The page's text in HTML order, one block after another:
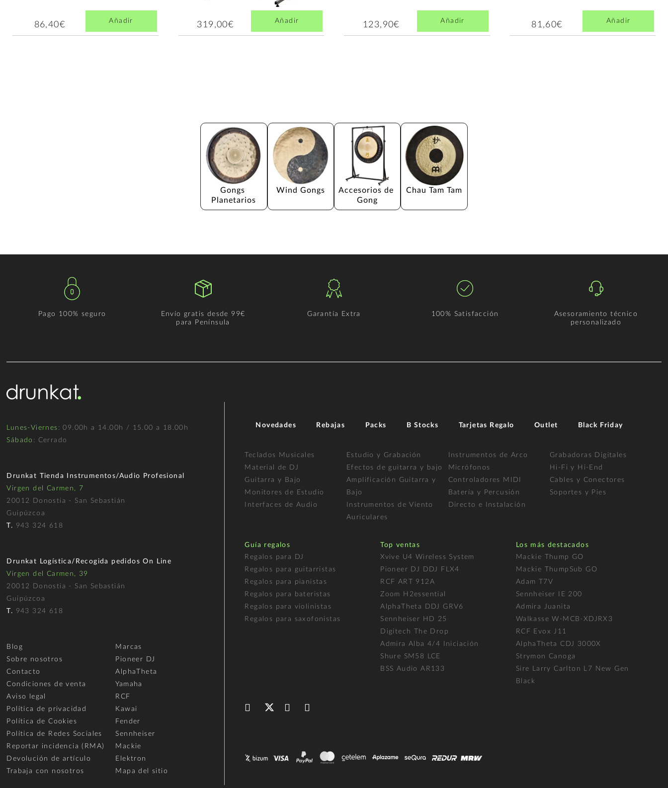
86,40€ Añadir 319,00€ Añadir 123,90€ Añadir 81,60€ Añadir
Gongs
Planetarios
Wind Gongs
Accesorios de
Gong
Chau Tam Tam
Pago 100% seguro
Envío gratis desde 99€
para Península
Garantía Extra 100% Satisfacción
Asesoramiento técnico
personalizado
Lunes-Viernes : 09.00h a 14.00h / 15.00 a 18.00h
Sábado : Cerrado
Drunkat Tienda Instrumentos/Audio Profesional
Virgen del Carmen, 7
20012 Donostia - San Sebastián
Guipúzcoa
T. 943 324 618
Drunkat Logística/Recogida pedidos On Line
Virgen del Carmen, 39
20012 Donostia - San Sebastián
Guipúzcoa
T. 943 324 618
Blog
Sobre nosotros
Contacto
Condiciones de venta
Aviso legal
Política de privacidad
Política de Cookies
Política de Redes Sociales
Reportar incidencia (RMA)
Devolución de artículo
Trabaja con nosotros
Marcas
Pioneer DJ
AlphaTheta
Yamaha
RCF
Kawai
Fender
Sennheiser
Mackie
Elektron
Mapa del sitio
Novedades Rebajas Packs B Stocks Tarjetas Regalo Outlet Black Friday
Teclados Musicales
Material de DJ
Guitarra y Bajo
Monitores de Estudio
Interfaces de Audio
Estudio y Grabación
Efectos de guitarra y bajo
Amplificación Guitarra y
Bajo
Instrumentos de Viento
Auriculares
Instrumentos de Arco
Micrófonos
Controladores MIDI
Batería y Percusión
Directo e Instalación
Grabadoras Digitales
Hi-Fi y Hi-End
Cables y Conectores
Soportes y Pies
Guía regalos
Regalos para DJ
Regalos para guitarristas
Regalos para pianistas
Regalos para bateristas
Regalos para violinistas
Regalos para saxofonistas
Top ventas
Xvive U4 Wireless System
Pioneer DJ DDJ FLX4
RCF ART 912A
Zoom H2essential
AlphaTheta DDJ GRV6
Sennheiser HD 25
Digitech The Drop
Admira Alba 4/4 Iniciación
Shure SM58 LCE
BSS Audio AR133
Los más destacados
Mackie Thump GO
Mackie ThumpSub GO
Adam T7V
Sennheiser IE 200
Admira Juanita
Walkasse W-MCB-XDJRX3
RCF Evox J11
AlphaTheta CDJ 3000X
Strymon Canoga
Sire Larry Carlton L7 New Gen
Black